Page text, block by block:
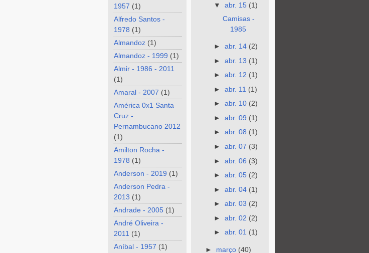
1957 (1)
Alfredo Santos -
1978 (1)
Almandoz (1)
Almandoz - 1999 (1)
Almir - 1986 - 2011
(1)
Amaral - 2007 (1)
América 0x1 Santa
Cruz -
Pernambucano 2012
(1)
Amilton Rocha -
1978 (1)
Anderson - 2019 (1)
Anderson Pedra -
2013 (1)
Andrade - 2005 (1)
André Oliveira -
2011 (1)
Aníbal - 1957 (1)
▼ abr. 15 (1)
Camisas -
1985
► abr. 14 (2)
► abr. 13 (1)
► abr. 12 (1)
► abr. 11 (1)
► abr. 10 (2)
► abr. 09 (1)
► abr. 08 (1)
► abr. 07 (3)
► abr. 06 (3)
► abr. 05 (2)
► abr. 04 (1)
► abr. 03 (2)
► abr. 02 (2)
► abr. 01 (1)
► março (40)